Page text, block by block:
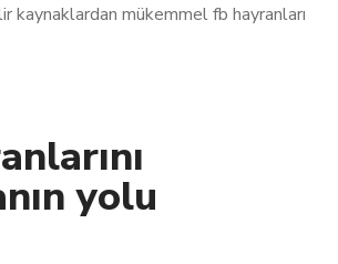
kaynaklardan mükemmel fb hayranları
yolu